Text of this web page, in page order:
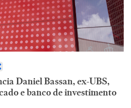
Daniel Bassan, ex-UBS,
e banco de investimento